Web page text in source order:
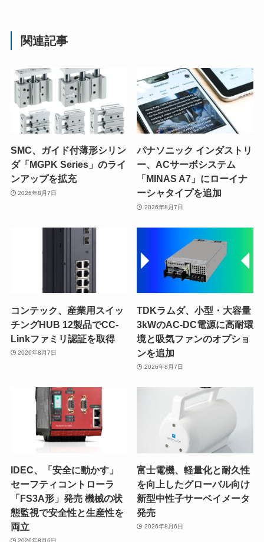
関連記事
SMC、ガイド付薄形シリン
ダ「MGPK Series」のライ
ンアップを拡充
2026年8月7日
パナソニック インダストリ
ー、ACサーボシステム
「MINAS A7」にローイナ
ーシャタイプを追加
2026年8月7日
コンテック、産業用スイッ
チングHUB 12製品でCC-
Linkファミリ認証を取得
2026年8月7日
TDKラムダ、小型・大容量
3kWのAC-DC電源に高耐環
境と吸気ファンのオプショ
ンを追加
2026年8月7日
IDEC、「安全に動かす」
セーフティコントローラ
「FS3A形」発売 機械の状
態監視で安全性と生産性を
両立
2026年8月6日
富士電機、軽量化と耐久性
を向上したグローバル向け
新型中性子サーベイメータ
発売
2026年8月6日